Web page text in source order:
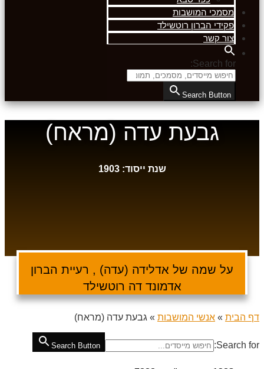
מסמכי המושבות
פקידי הברון רוטשילד
צור קשר
Search for:
Search Button
גבעת עדה (מראח)
שנת ייסוד: 1903
על שמה של אדלידה (עדה) , רעיית הברון
אדמונד דה רוטשילד
דף הבית » אנשי המושבות » גבעת עדה (מראח)
Search for:
Search Button